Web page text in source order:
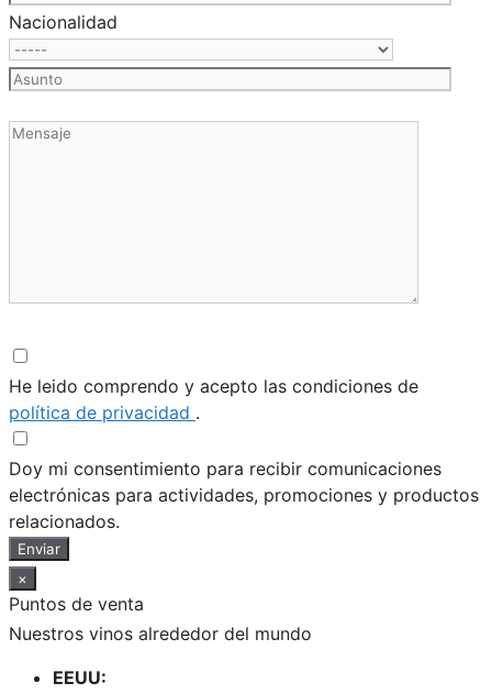
Nacionalidad
He leido comprendo y acepto las condiciones de
política de privacidad .
Doy mi consentimiento para recibir comunicaciones
electrónicas para actividades, promociones y productos
relacionados.
Enviar
×
Puntos de venta
Nuestros vinos alrededor del mundo
EEUU: